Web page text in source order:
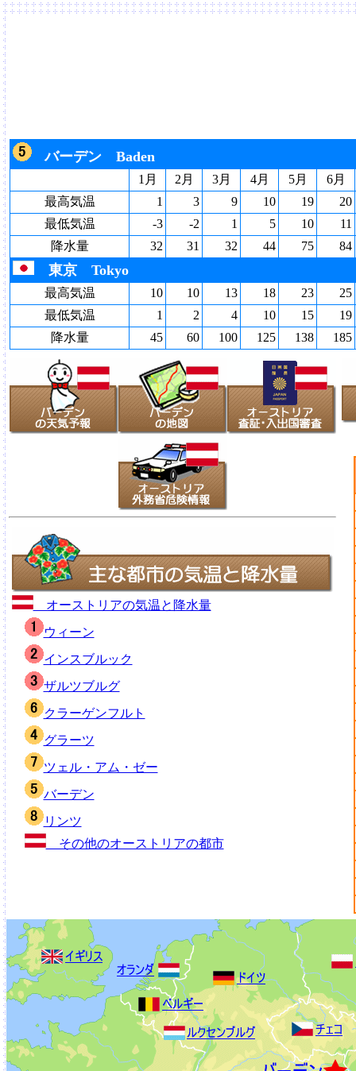
バーデン Baden
1月 2月 3月 4月 5月
6月
最高気温
1 3 9 10 19
20
最低気温
-3 -2 1 5 10
11
降水量
32 31 32 44 75 84
東京 Tokyo
最高気温 10 10 13 18 23
25
最低気温
1 2 4 10 15
19
降水量
45 60 100 125 138 185
オーストリアの気温と降水量
ウィーン
インスブルック
ザルツブルグ
クラーゲンフルト
グラーツ
ツェル・アム・ゼー
バーデン
リンツ
その他のオーストリアの都市